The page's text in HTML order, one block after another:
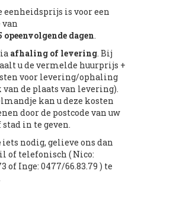
eenheidsprijs is voor een
opeenvolgende dagen.
afhaling of levering. Bij
u de vermelde huurprijs +
voor levering/ophaling
de plaats van levering).
kan u deze kosten
door de postcode van uw
in te geven.
iets nodig, gelieve ons dan
of telefonisch ( Nico:
of Inge: 0477/66.83.79 ) te